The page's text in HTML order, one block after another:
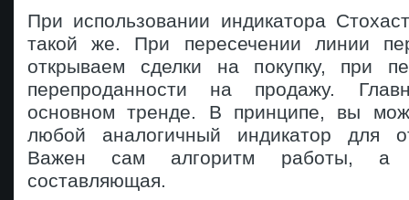
При использовании индикатора
такой же. При пересечении линии
открываем сделки на покупку, при
перепроданности на продажу.
основном тренде. В принципе, вы
любой аналогичный индикатор для
Важен сам алгоритм работы, а
составляющая.